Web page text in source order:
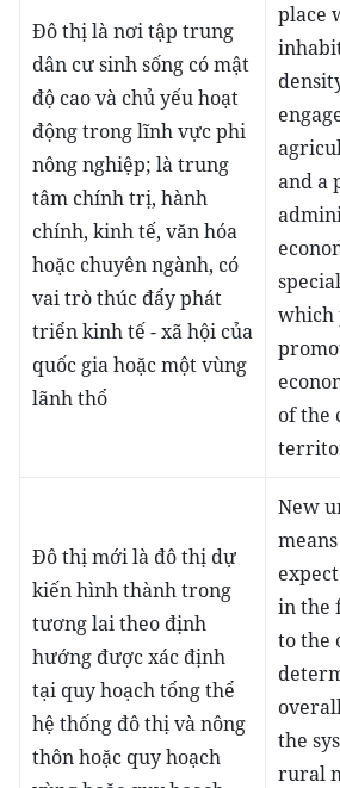
Đô thị là nơi tập trung
dân cư sinh sống có mật
độ cao và chủ yếu hoạt
động trong lĩnh vực phi
nông nghiệp; là trung
tâm chính trị, hành
chính, kinh tế, văn hóa
hoặc chuyên ngành, có
vai trò thúc đẩy phát
triển kinh tế - xã hội của
quốc gia hoặc một vùng
lãnh thổ
place
and a
which
of the
Đô thị mới là đô thị dự
kiến hình thành trong
tương lai theo định
hướng được xác định
tại quy hoạch tổng thể
hệ thống đô thị và nông
thôn hoặc quy hoạch
New
in the
to the
the
rural